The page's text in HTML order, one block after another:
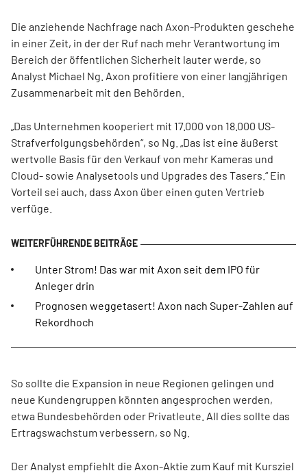
Die anziehende Nachfrage nach Axon-Produkten geschehe
in einer Zeit, in der der Ruf nach mehr Verantwortung im
Bereich der öffentlichen Sicherheit lauter werde, so
Analyst Michael Ng. Axon profitiere von einer langjährigen
Zusammenarbeit mit den Behörden.
„Das Unternehmen kooperiert mit 17.000 von 18.000 US-
Strafverfolgungsbehörden“, so Ng. „Das ist eine äußerst
wertvolle Basis für den Verkauf von mehr Kameras und
Cloud- sowie Analysetools und Upgrades des Tasers.“ Ein
Vorteil sei auch, dass Axon über einen guten Vertrieb
verfüge.
Unter Strom! Das war mit Axon seit dem IPO für
Anleger drin
Prognosen weggetasert! Axon nach Super-Zahlen auf
Rekordhoch
So sollte die Expansion in neue Regionen gelingen und
neue Kundengruppen könnten angesprochen werden,
etwa Bundesbehörden oder Privatleute. All dies sollte das
Ertragswachstum verbessern, so Ng.
Der Analyst empfiehlt die Axon-Aktie zum Kauf mit Kursziel